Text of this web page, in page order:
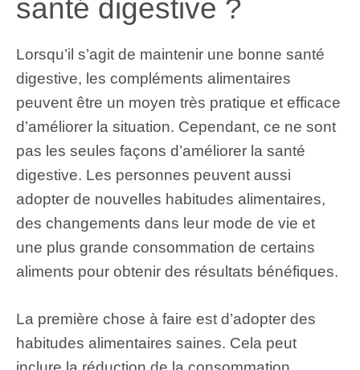
santé digestive ?
Lorsqu’il s’agit de maintenir une bonne santé
digestive, les compléments alimentaires
peuvent être un moyen très pratique et efficace
d’améliorer la situation. Cependant, ce ne sont
pas les seules façons d’améliorer la santé
digestive. Les personnes peuvent aussi
adopter de nouvelles habitudes alimentaires,
des changements dans leur mode de vie et
une plus grande consommation de certains
aliments pour obtenir des résultats bénéfiques.
La première chose à faire est d’adopter des
habitudes alimentaires saines. Cela peut